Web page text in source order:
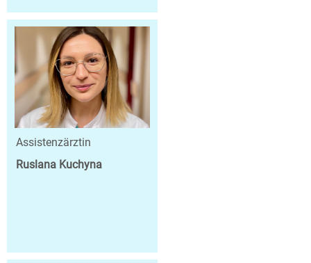
Assistenzärztin
Ruslana Kuchyna